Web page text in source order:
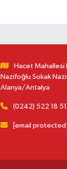
Hacet Mahallesi
Nazifoğlu Sokak
Alanya/Antalya
(0242) 522 18 51
[email protected]